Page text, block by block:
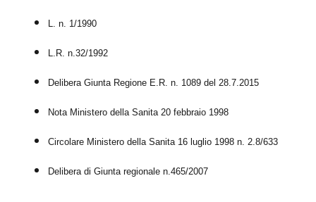
L. n. 1/1990
L.R. n.32/1992
Delibera Giunta Regione E.R. n. 1089 del 28.7.2015
Nota Ministero della Sanita 20 febbraio 1998
Circolare Ministero della Sanita 16 luglio 1998 n. 2.8/633
Delibera di Giunta regionale n.465/2007